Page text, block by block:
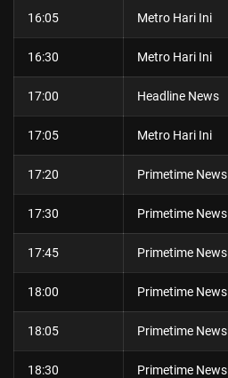
16:05 Metro Hari Ini
16:30 Metro Hari Ini
17:00 Headline News
17:05 Metro Hari Ini
17:20 Primetime News
17:30 Primetime News
17:45 Primetime News
18:00 Primetime News
18:05 Primetime News
18:30 Primetime News